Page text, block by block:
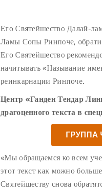
Его Святейшество Далай-
Ламы Сопы Ринпоче,
Его Святейшество
начитывать «Называние
реинкарнации Ринпоче.
Центр «Ганден Тендар
драгоценного текста в
«Мы обращаемся ко всем
этот текст как можно
Святейшеству снова